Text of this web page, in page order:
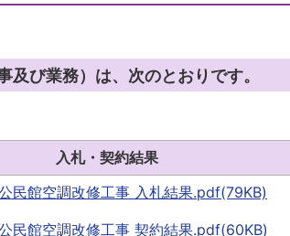
び業務）は、次のとおりです。
入札・契約結果
民館空調改修工事 入札結果.pdf(79KB)
民館空調改修工事 契約結果.pdf(60KB)